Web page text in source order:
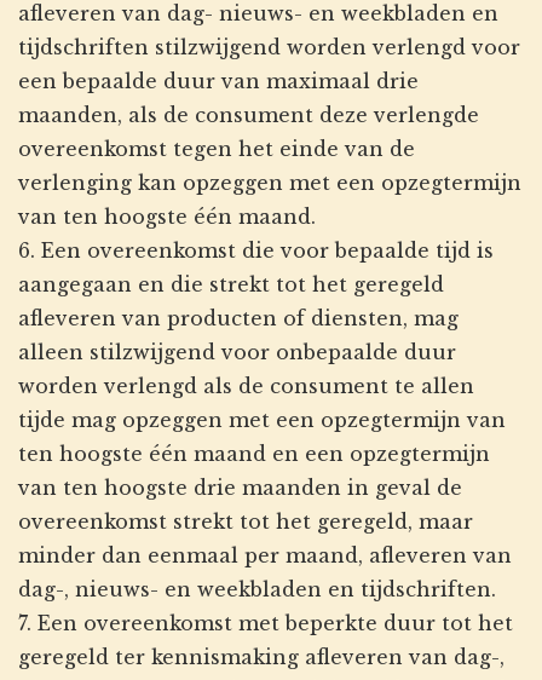
afleveren van dag- nieuws- en weekbladen en
tijdschriften stilzwijgend worden verlengd voor
een bepaalde duur van maximaal drie
maanden, als de consument deze verlengde
overeenkomst tegen het einde van de
verlenging kan opzeggen met een opzegtermijn
van ten hoogste één maand.
6. Een overeenkomst die voor bepaalde tijd is
aangegaan en die strekt tot het geregeld
afleveren van producten of diensten, mag
alleen stilzwijgend voor onbepaalde duur
worden verlengd als de consument te allen
tijde mag opzeggen met een opzegtermijn van
ten hoogste één maand en een opzegtermijn
van ten hoogste drie maanden in geval de
overeenkomst strekt tot het geregeld, maar
minder dan eenmaal per maand, afleveren van
dag-, nieuws- en weekbladen en tijdschriften.
7. Een overeenkomst met beperkte duur tot het
geregeld ter kennismaking afleveren van dag-,